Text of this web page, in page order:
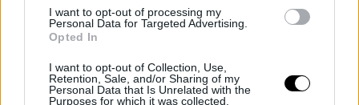
I want to opt-out of processing my
Personal Data for Targeted Advertising.
Opted In
I want to opt-out of Collection, Use,
Retention, Sale, and/or Sharing of my
Personal Data that Is Unrelated with the
Purposes for which it was collected.
Veremos lo que acaba ocurriendo. Lo que está claro es
que a LeBron no le preocupa demasiado en estos
momentos no llegar a playoffs. Es consciente de que su
equipo no da para más. Necesitan refuerzos en verano.